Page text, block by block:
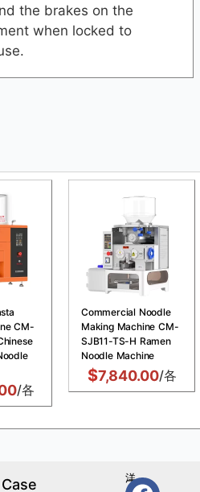
the brakes on the
when locked to
CM-
/各
Commercial Noodle
Making Machine CM-
SJB11-TS-H Ramen
Noodle Machine
$7,840.00/各
洋
フ